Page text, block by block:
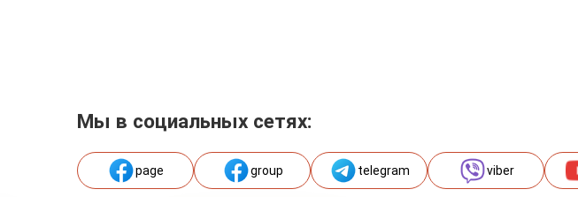
Мы в социальных сетях:
page group telegram viber